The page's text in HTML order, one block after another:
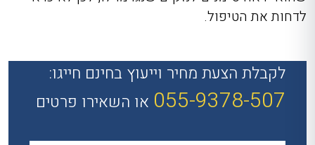
לדחות את הטיפול.
לקבלת הצעת מחיר וייעוץ בחינם חייגו:
055-9378-507 או השאירו פרטים